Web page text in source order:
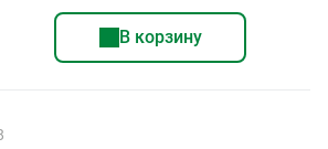
В корзину